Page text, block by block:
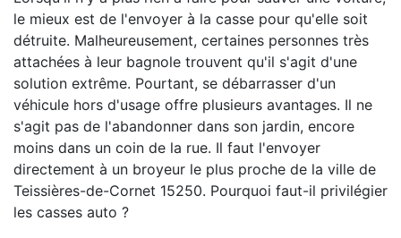
le mieux est de l'envoyer à la casse pour qu'elle soit
détruite. Malheureusement, certaines personnes très
attachées à leur bagnole trouvent qu'il s'agit d'une
solution extrême. Pourtant, se débarrasser d'un
véhicule hors d'usage offre plusieurs avantages. Il ne
s'agit pas de l'abandonner dans son jardin, encore
moins dans un coin de la rue. Il faut l'envoyer
directement à un broyeur le plus proche de la ville de
Teissières-de-Cornet 15250. Pourquoi faut-il privilégier
les casses auto ?